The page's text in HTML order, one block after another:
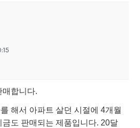
매합니다.
해서 아파트 살던 시절에 4개월
도 판매되는 제품입니다. 20달